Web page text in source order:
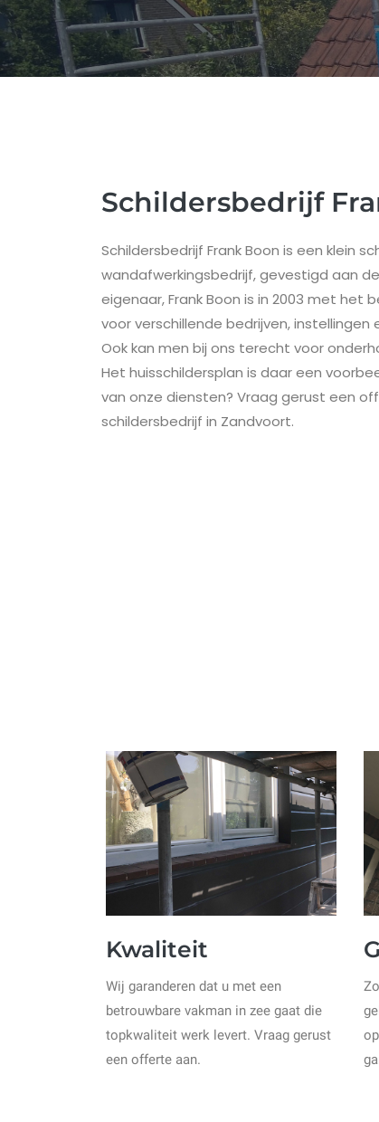
Schildersbedrijf
Schildersbedrijf Frank Boon is een klein
wandafwerkingsbedrijf, gevestigd aan
eigenaar, Frank Boon is in 2003 met
voor verschillende bedrijven, instellingen
Ook kan men bij ons terecht voor
Het huisschildersplan is daar een
van onze diensten? Vraag gerust een
schildersbedrijf in Zandvoort.
Kwaliteit
Wij garanderen dat u met een
betrouwbare vakman in zee gaat die
topkwaliteit werk levert. Vraag gerust
een offerte aan.